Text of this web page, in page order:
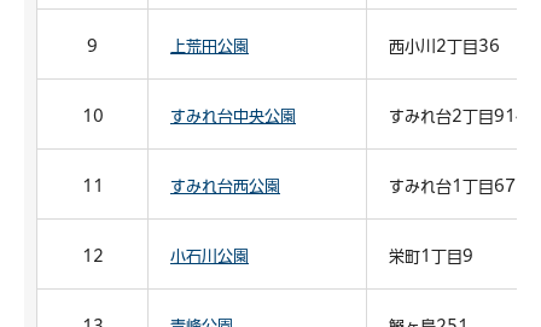
9 上荒田公園 西小川2丁目36
10 すみれ台中央公園 すみれ台2丁目914
11 すみれ台西公園 すみれ台1丁目672
12 小石川公園 栄町1丁目9